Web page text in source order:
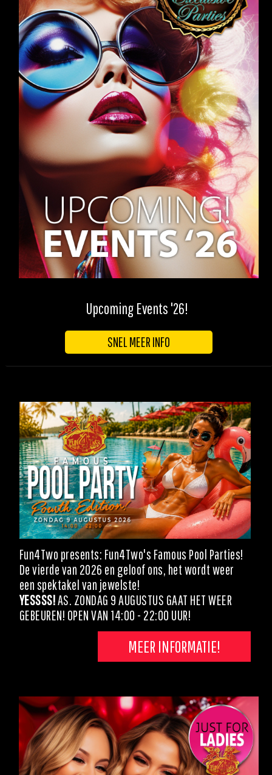
Upcoming Events '26!
SNEL MEER INFO
Fun4Two presents: Fun4Two's Famous Pool Parties!
De vierde van 2026 en geloof ons, het wordt weer
een spektakel van jewelste!
YESSSS!AS. ZONDAG 9 AUGUSTUS GAAT HET WEER
GEBEUREN! OPEN VAN 14:00 - 22:00 UUR!
MEER INFORMATIE!